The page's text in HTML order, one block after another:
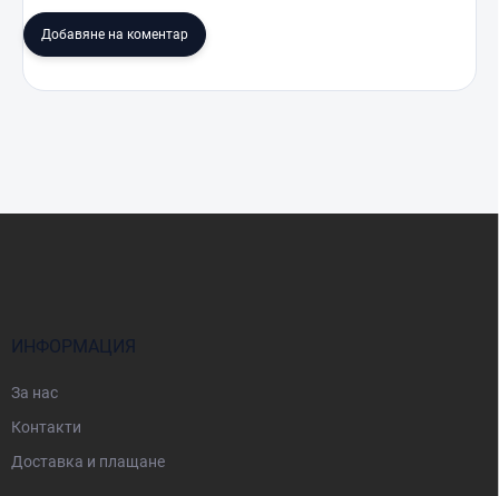
Добавяне на коментар
ИНФОРМАЦИЯ
За нас
Контакти
Доставка и плащане